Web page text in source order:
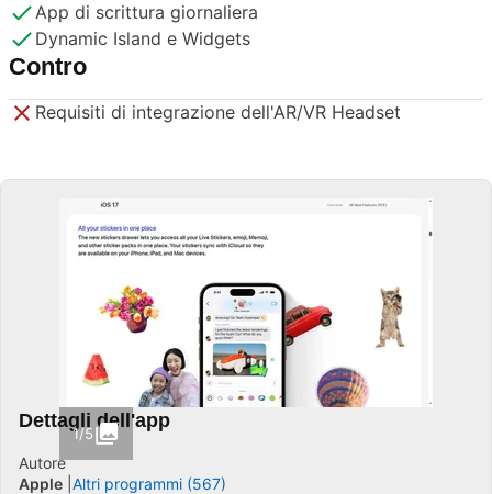
App di scrittura giornaliera
Dynamic Island e Widgets
Contro
Requisiti di integrazione dell'AR/VR Headset
1/5
Dettagli dell'app
Autore
Apple Altri programmi (567)